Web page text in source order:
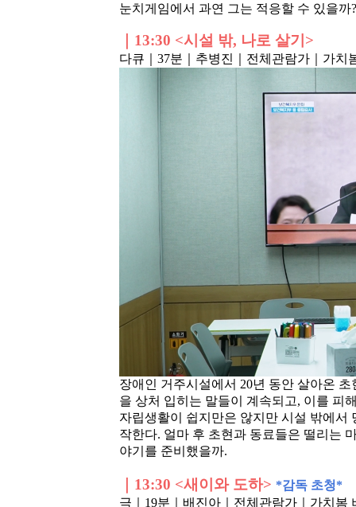
눈치게임에서 과연 그는 적응할 수 있을
13:30 <시설 밖, 나로 살기>
다큐 ｜37분 ｜추병진 ｜전체관람가 ｜가치
장애인 거주시설에서 20년 동안 살아온
을 상처 입히는 말들이 계속되고, 이를 피
자립생활이 쉽지만은 않지만 시설 밖에서
작한다. 얼마 후 초현과 동료들은 떨리는
야기를 준비했을까.
13:30 <새이와 도하> *감독 초청*
극｜19분 ｜배진아 ｜전체관람가 ｜가치봄